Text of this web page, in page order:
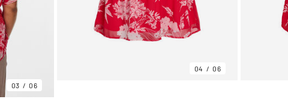
03 06
04 06